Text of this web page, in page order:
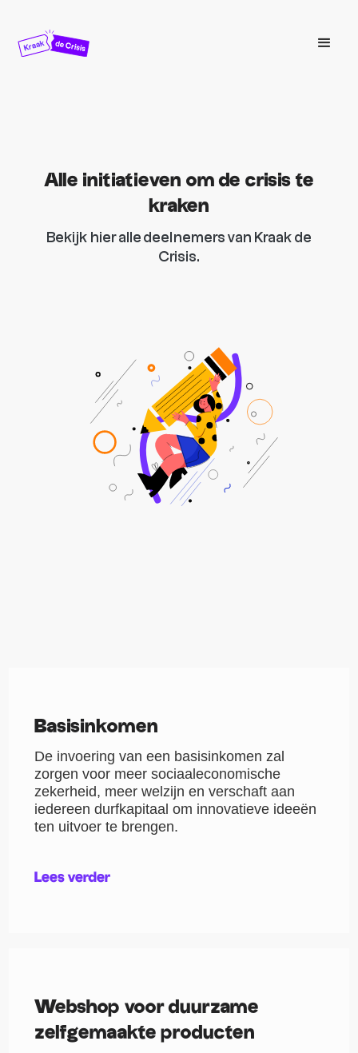
Alle initiatieven om de crisis te
kraken
Bekijk hier alle deelnemers van Kraak de
Crisis.
Basisinkomen
De invoering van een basisinkomen zal
zorgen voor meer sociaaleconomische
zekerheid, meer welzijn en verschaft aan
iedereen durfkapitaal om innovatieve ideeën
ten uitvoer te brengen.
Lees verder
Webshop voor duurzame
zelfgemaakte producten